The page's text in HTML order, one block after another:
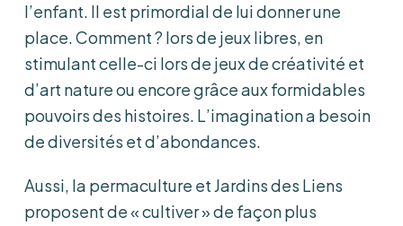
l’enfant. Il est primordial de lui donner une
place. Comment ? lors de jeux libres, en
stimulant celle-ci lors de jeux de créativité et
d’art nature ou encore grâce aux formidables
pouvoirs des histoires. L’imagination a besoin
de diversités et d’abondances.
Aussi, la permaculture et Jardins des Liens
proposent de « cultiver » de façon plus